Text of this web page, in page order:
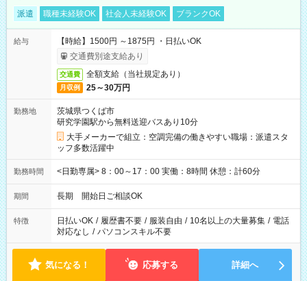
派遣 職種未経験OK 社会人未経験OK ブランクOK
給与
【時給】1500円 ～1875円 ・日払いOK
交通費別途支給あり
交通費 全額支給（当社規定あり）
月収例 25～30万円
勤務地
茨城県つくば市
研究学園駅から無料送迎バスあり10分
大手メーカーで組立：空調完備の働きやすい職場：派遣スタ
ッフ多数活躍中
勤務時間 <日勤専属> 8：00～17：00 実働：8時間 休憩：計60分
期間 長期 開始日ご相談OK
特徴 日払いOK / 履歴書不要 / 服装自由 / 10名以上の大量募集 / 電話
対応なし / パソコンスキル不要
気になる！ 応募する 詳細へ